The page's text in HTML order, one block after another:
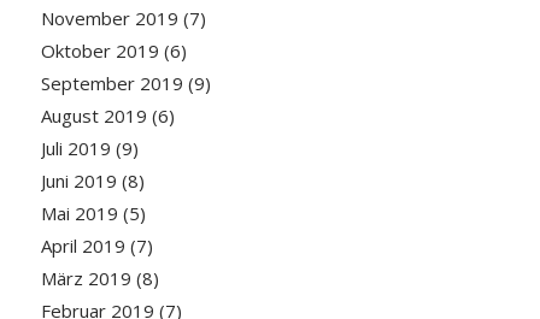
November 2019 (7)
Oktober 2019 (6)
September 2019 (9)
August 2019 (6)
Juli 2019 (9)
Juni 2019 (8)
Mai 2019 (5)
April 2019 (7)
März 2019 (8)
Februar 2019 (7)